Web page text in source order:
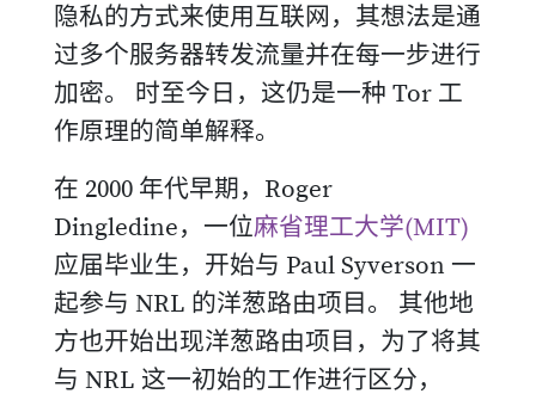
隐私的方式来使用互联网，其想法是通
过多个服务器转发流量并在每一步进行
加密。 时至今日，这仍是一种 Tor 工
作原理的简单解释。
在 2000 年代早期，Roger
Dingledine，一位麻省理工大学(MIT)
应届毕业生，开始与 Paul Syverson 一
起参与 NRL 的洋葱路由项目。 其他地
方也开始出现洋葱路由项目，为了将其
与 NRL 这一初始的工作进行区分，